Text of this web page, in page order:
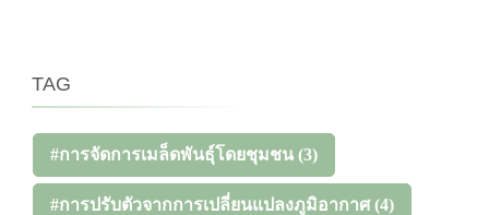
TAG
#การจัดการเมล็ดพันธุ์โดยชุมชน (3)
#การปรับตัวจากการเปลี่ยนแปลงภูมิอากาศ(4)